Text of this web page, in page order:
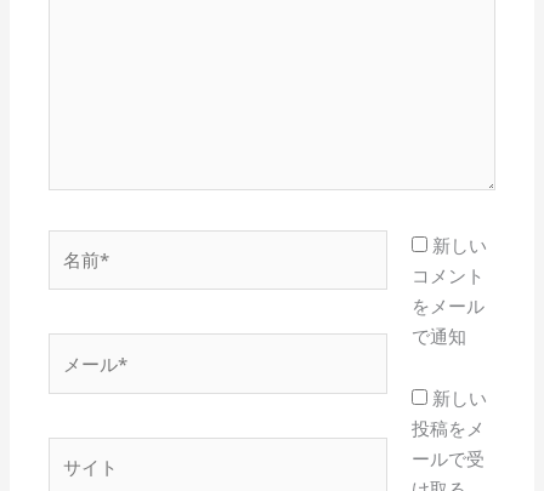
前
ー
*
新しい
コメント
をメール
で通知
新しい
投稿をメ
ールで受